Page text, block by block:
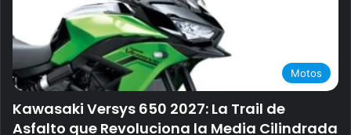
Motos
Kawasaki Versys 650 2027: La Trail de
Asfalto que Revoluciona la Media Cilindrada